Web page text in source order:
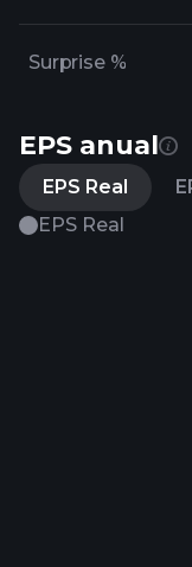
Surprise %
EPS anual
EPS Real
EPS Real